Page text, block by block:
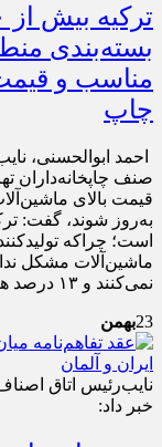
بسته‌بندی
مناسب و
چاپ
احمد ابوالحسنی،
صنف چاپخانه‌داران
قیمت بالای
است؛ چراکه
ماشین‌آلات مشکل
نمی‌کنند و ۱۳ درصد هم مشوق صادراتی دارند.
23بهمن
نایب‌رئیس اتاق
خبر داد: